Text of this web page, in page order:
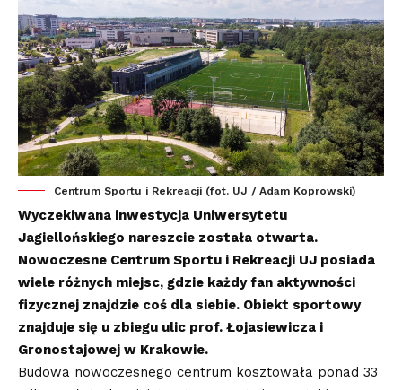
Centrum Sportu i Rekreacji (fot. UJ / Adam Koprowski)
Wyczekiwana inwestycja Uniwersytetu
Jagiellońskiego nareszcie została otwarta.
Nowoczesne Centrum Sportu i Rekreacji UJ posiada
wiele różnych miejsc, gdzie każdy fan aktywności
fizycznej znajdzie coś dla siebie. Obiekt sportowy
znajduje się u zbiegu ulic prof. Łojasiewicza i
Gronostajowej w Krakowie.
Budowa nowoczesnego centrum kosztowała ponad 33